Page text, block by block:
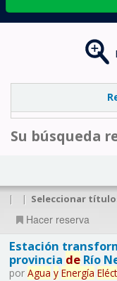
Su búsqueda
| | Seleccionar
Hacer reserva
Estación
provincia deRío
por Agua y Energía